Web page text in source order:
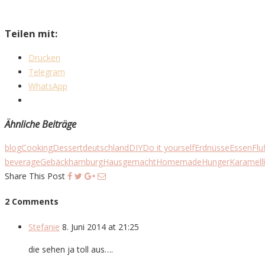
Teilen mit:
Drucken
Telegram
WhatsApp
Ähnliche Beiträge
blogCookingDessertdeutschlandDIYDo it yourselfErdnüsseEssen
beverageGebäckhamburgHausgemachtHomemadeHungerKaramell
Share This Post
2 Comments
Stefanie 8. Juni 2014 at 21:25
die sehen ja toll aus….